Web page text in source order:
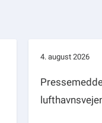
4. august 2026